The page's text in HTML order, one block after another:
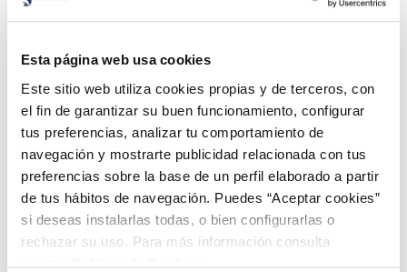
Esta página web usa cookies
Este sitio web utiliza cookies propias y de terceros, con
el fin de garantizar su buen funcionamiento, configurar
tus preferencias, analizar tu comportamiento de
navegación y mostrarte publicidad relacionada con tus
preferencias sobre la base de un perfil elaborado a partir
de tus hábitos de navegación. Puedes “Aceptar cookies”
si deseas instalarlas todas, o bien configurarlas o
rechazar su uso. Para más información consulta
nuestraPolítica de Cookies.
Combina-ho i fes un menú de 10!